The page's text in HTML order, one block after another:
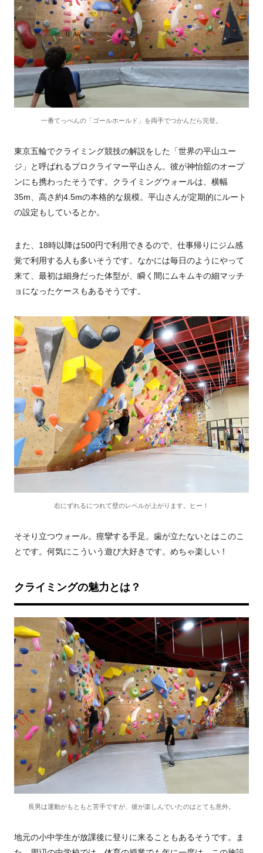
一番てっぺんの「ゴールホールド」を両手でつかんだら完登。
東京五輪でクライミング競技の解説をした「世界の平山ユー
ジ」と呼ばれるプロクライマー平山さん。彼が神怡舘のオープ
ンにも携わったそうです。クライミングウォールは、横幅
35m、高さ約4.5mの本格的な規模。平山さんが定期的にルート
の設定もしているとか。
また、18時以降は500円で利用できるので、仕事帰りにジム感
覚で利用する人も多いそうです。なかには毎日のようにやって
来て、最初は細身だった体型が、瞬く間にムキムキの細マッチ
ョになったケースもあるそうです。
右にずれるにつれて壁のレベルが上がります。ヒー！
そそり立つウォール。痙攣する手足。歯が立たないとはこのこ
とです。何気にこういう遊び大好きです。めちゃ楽しい！
クライミングの魅力とは？
長男は運動がもともと苦手ですが、彼が楽しんでいたのはとても意外。
地元の小中学生が放課後に登りに来ることもあるそうです。ま